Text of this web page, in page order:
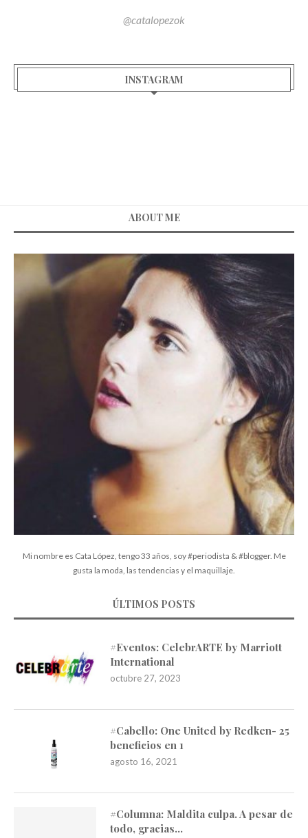
@catalopezok
INSTAGRAM
ABOUT ME
Mi nombre es Cata López, tengo 33 años, soy #periodista & #blogger. Me
gusta la moda, las tendencias y el maquillaje.
ÚLTIMOS POSTS
#Eventos: CelebrARTE by Marriott
International
octubre 27, 2023
#Cabello: One United by Redken- 25
beneficios en 1
agosto 16, 2021
#Columna: Maldita culpa. A pesar de
todo, gracias…